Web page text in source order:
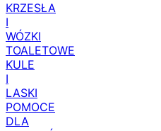
KRZESŁA
I
WÓZKI
TOALETOWE
KULE
I
LASKI
POMOCE
DLA